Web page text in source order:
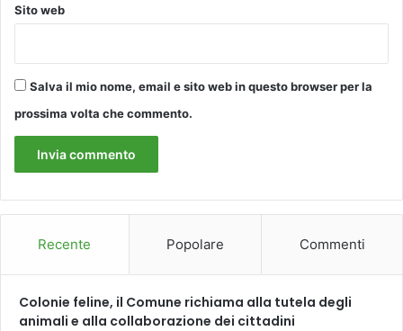
d
e
e
g
z
i
e
a
o
Sito web
Salva il mio nome, email e sito web in questo browser per la
prossima volta che commento.
Recente Popolare Commenti
Colonie feline, il Comune richiama alla tutela degli
animali e alla collaborazione dei cittadini